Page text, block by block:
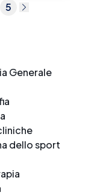
5
Generale
dello sport